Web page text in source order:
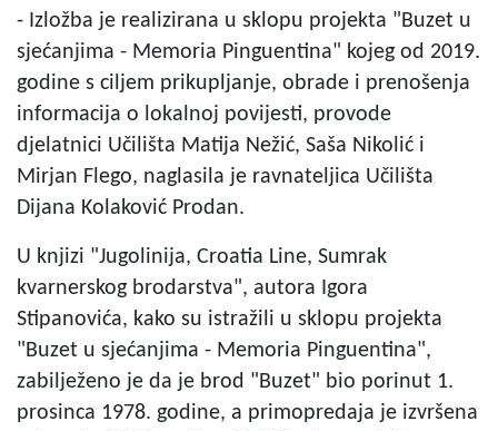
- Izložba je realizirana u sklopu projekta "Buzet u
sjećanjima - Memoria Pinguentina" kojeg od 2019.
godine s ciljem prikupljanje, obrade i prenošenja
informacija o lokalnoj povijesti, provode
djelatnici Učilišta Matija Nežić, Saša Nikolić i
Mirjan Flego, naglasila je ravnateljica Učilišta
Dijana Kolaković Prodan.
U knjizi "Jugolinija, Croatia Line, Sumrak
kvarnerskog brodarstva", autora Igora
Stipanovića, kako su istražili u sklopu projekta
"Buzet u sjećanjima - Memoria Pinguentina",
zabilježeno je da je brod "Buzet" bio porinut 1.
prosinca 1978. godine, a primopredaja je izvršena